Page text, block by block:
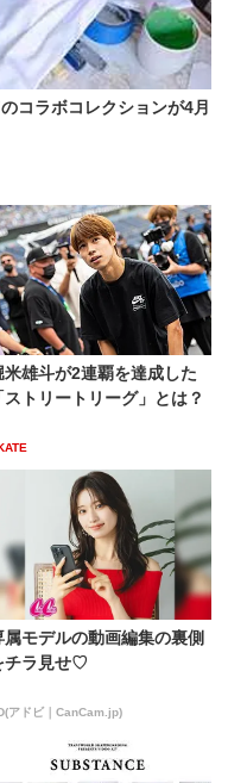
コラボコレクションが4月
米雄斗が2連覇を達成した
ストリートリーグ」とは？
属モデルの動画編集の裏側
チラ見せ♡
アドビ｜CanCam.jp)